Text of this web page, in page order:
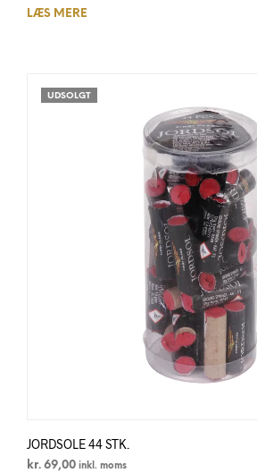
LÆS MERE
UDSOLGT
JORDSOLE 44 STK.
kr. 69,00 inkl. moms